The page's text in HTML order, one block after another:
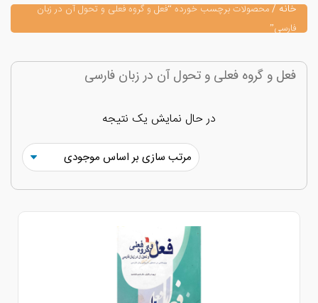
/محصولات برچسب خورده “فعل و گروه فعلی و تحول آن در زبان
و گروه فعلی و تحول آن در زبان فارسی
در حال نمایش یک نتیجه